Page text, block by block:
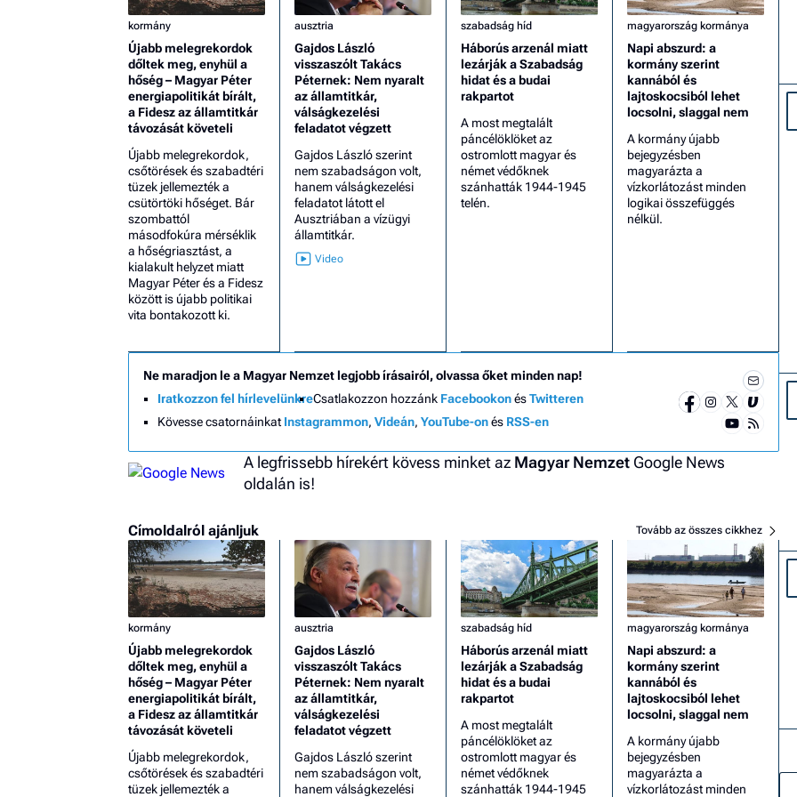
kormány
Újabb melegrekordok
dőltek meg, enyhül a
hőség – Magyar Péter
energiapolitikát bírált,
a Fidesz az államtitkár
távozását követeli
Újabb melegrekordok,
csőtörések és szabadtéri
tüzek jellemezték a
csütörtöki hőséget. Bár
szombattól
másodfokúra mérséklik
a hőségriasztást, a
kialakult helyzet miatt
Magyar Péter és a Fidesz
között is újabb politikai
vita bontakozott ki.
ausztria
Gajdos László
visszaszólt Takács
Péternek: Nem nyaralt
az államtitkár,
válságkezelési
feladatot végzett
Gajdos László szerint
nem szabadságon volt,
hanem válságkezelési
feladatot látott el
Ausztriában a vízügyi
államtitkár.
szabadság híd
Háborús arzenál miatt
lezárják a Szabadság
hidat és a budai
rakpartot
A most megtalált
páncélöklöket az
ostromlott magyar és
német védőknek
szánhatták 1944-1945
telén.
magyarország kormánya
Napi abszurd: a
kormány szerint
kannából és
lajtoskocsiból lehet
locsolni, slaggal nem
A kormány újabb
bejegyzésben
magyarázta a
vízkorlátozást minden
logikai összefüggés
nélkül.
Ne maradjon le a Magyar Nemzet legjobb írásairól, olvassa őket minden nap!
Iratkozzon fel hírlevelünkreCsatlakozzon hozzánk FacebookonésTwitteren
Kövesse csatornáinkat Instagrammon, Videán, YouTube-onés RSS-en
A legfrissebb hírekért kövess minket az Magyar Nemzet Google News
oldalán is!
Címoldalról ajánljuk Tovább az összes cikkhez
kormány
Újabb melegrekordok
dőltek meg, enyhül a
hőség – Magyar Péter
energiapolitikát bírált,
a Fidesz az államtitkár
távozását követeli
Újabb melegrekordok,
csőtörések és szabadtéri
tüzek jellemezték a
ausztria
Gajdos László
visszaszólt Takács
Péternek: Nem nyaralt
az államtitkár,
válságkezelési
feladatot végzett
Gajdos László szerint
nem szabadságon volt,
hanem válságkezelési
szabadság híd
Háborús arzenál miatt
lezárják a Szabadság
hidat és a budai
rakpartot
A most megtalált
páncélöklöket az
ostromlott magyar és
német védőknek
szánhatták 1944-1945
magyarország kormánya
Napi abszurd: a
kormány szerint
kannából és
lajtoskocsiból lehet
locsolni, slaggal nem
A kormány újabb
bejegyzésben
magyarázta a
vízkorlátozást minden